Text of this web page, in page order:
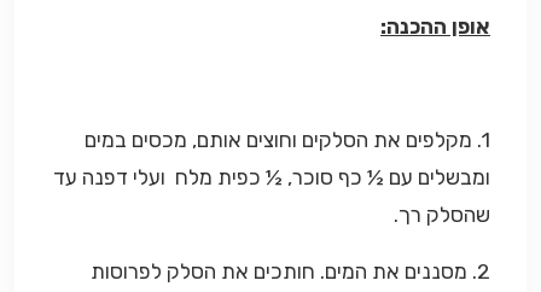
אופן ההכנה:
1. מקלפים את הסלקים וחוצים אותם, מכסים במים
ומבשלים עם ½ כף סוכר, ½ כפית מלח ועלי דפנה עד
שהסלק רך.
2. מסננים את המים. חותכים את הסלק לפרוסות